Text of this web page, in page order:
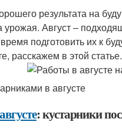
результата на
урожая. Август –
подготовить их к
расскажем в этой статье.
в августе
: кустарники